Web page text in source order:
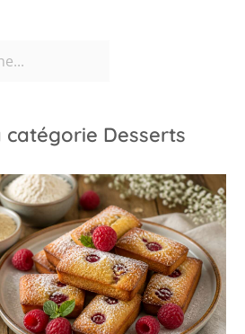
catégorie Desserts